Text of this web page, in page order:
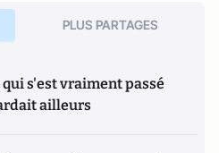
PLUS PARTAGES
s'est vraiment passé
ailleurs